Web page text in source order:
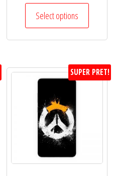
Select options
SUPER PRET!